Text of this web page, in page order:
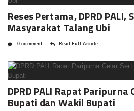
Reses Pertama, DPRD PALI,
Masyarakat Talang Ubi
0 comment Read Full Article
DPRD PALI Rapat Paripurna
Bupati dan Wakil Bupati